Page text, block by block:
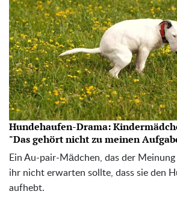
Hundehaufen-Drama:
"Das gehört nicht zu meinen
Ein Au-pair-Mädchen, das der Meinung
ihr nicht erwarten sollte, dass sie den
aufhebt.